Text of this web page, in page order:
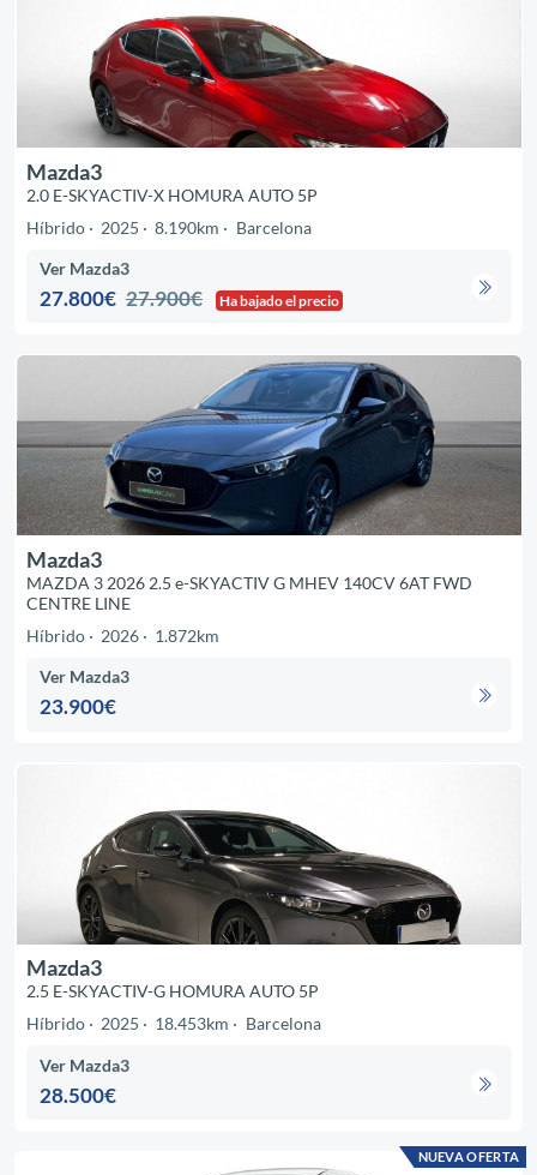
Mazda3
2.0 E-SKYACTIV-X HOMURA AUTO 5P
Híbrido
2025 8.190km Barcelona
Ver Mazda3
27.800€ 27.900€ Ha bajado el precio
Mazda3
MAZDA 3 2026 2.5 e-SKYACTIV G MHEV 140CV 6AT FWD
CENTRE LINE
Híbrido
2026 1.872km
Ver Mazda3
23.900€
Mazda3
2.5 E-SKYACTIV-G HOMURA AUTO 5P
Híbrido
2025 18.453km Barcelona
Ver Mazda3
28.500€
NUEVA OFERTA